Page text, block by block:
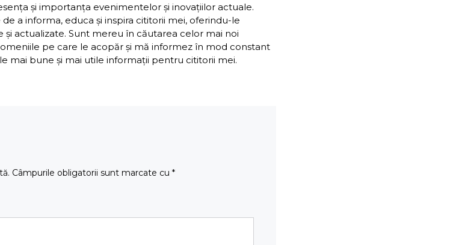
și importanța evenimentelor și inovațiilor actuale.
a informa, educa și inspira cititorii mei, oferindu-le
și actualizate. Sunt mereu în căutarea celor mai noi
pe care le acopăr și mă informez în mod constant
mai bune și mai utile informații pentru cititorii mei.
Câmpurile obligatorii sunt marcate cu *